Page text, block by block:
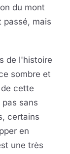
du mont
passé, mais
de l'histoire
sombre et
cette
sans
certains
en
une très